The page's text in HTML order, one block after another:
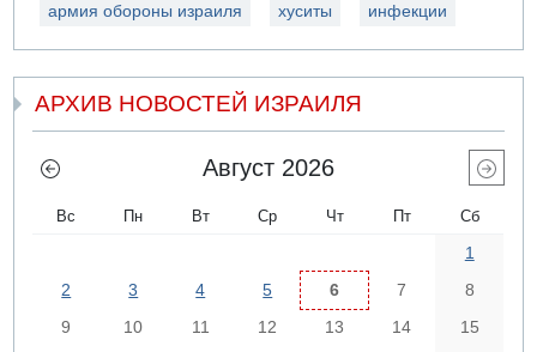
армия обороны израиля хуситы инфекции
АРХИВ НОВОСТЕЙ ИЗРАИЛЯ
Август 2026
Вс Пн Вт Ср Чт Пт Сб
1
2
3 4 5 6 7
8
9
10 11 12 13 14
15